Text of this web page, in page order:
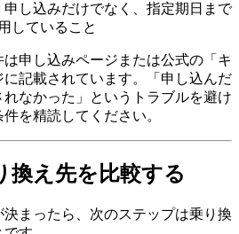
申し込みだけでなく、指定期日まで
していること
申し込みページまたは公式の「キ
記載されています。「申し込んだ
なかった」というトラブルを避け
を精読してください。
換え先を比較する
まったら、次のステップは乗り換